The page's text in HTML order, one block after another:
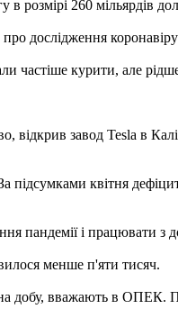
розмірі 260 мільярдів
частіше курити, але
відкрив завод Tesla в
підсумками квітня
пандемії і працювати з
менше п'яти тисяч.
добу, вважають в ОПЕК.